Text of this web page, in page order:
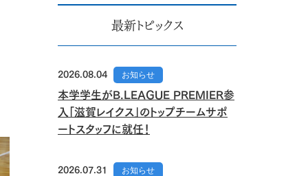
最新トピックス
2026.08.04 お知らせ
本学学生がB.LEAGUE PREMIER参
入「滋賀レイクス」のトップチームサポ
ートスタッフに就任！
2026.07.31 お知らせ